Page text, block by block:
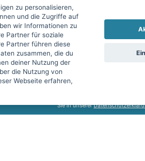
fitnessmarkt.de Newsletter
Trage dich hier für unseren
Ich stimme der Verarbeitung
services GmbH beschrieben, zu
diese Einwilligung jederzeit mit
Sie in unserer
zu personalisieren,
und die Zugriffe auf
wir Informationen zu
Partner für soziale
Partner führen diese
zusammen, die du
deiner Nutzung der
die Nutzung von
Webseite erfahren,